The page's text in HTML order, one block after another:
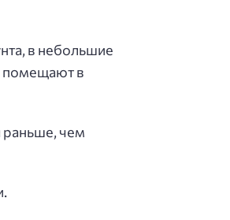
в небольшие
помещают в
раньше, чем